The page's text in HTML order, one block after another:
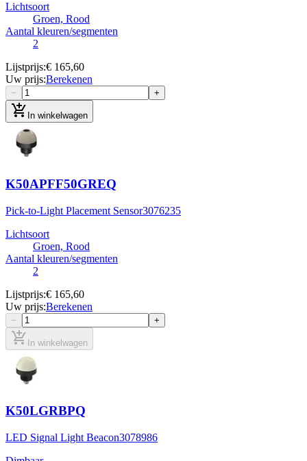
Lichtsoort
Groen, Rood
Aantal kleuren/segmenten
2
Lijstprijs:€ 165,60
Uw prijs:Berekenen
− +
add_shopping_cart In winkelwagen
K50APFF50GREQ
Pick-to-Light Placement Sensor3076235
Lichtsoort
Groen, Rood
Aantal kleuren/segmenten
2
Lijstprijs:€ 165,60
Uw prijs:Berekenen
− +
add_shopping_cart In winkelwagen
K50LGRBPQ
LED Signal Light Beacon3078986